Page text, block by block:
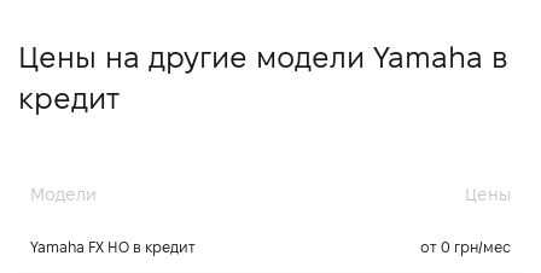
Цены на другие модели Yamaha в
кредит
Модели Цены
Yamaha FX HO в кредит от 0 грн/мес